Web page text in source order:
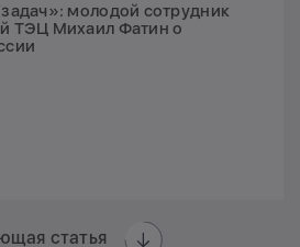
молодой сотрудник
ТЭЦ Михаил Фатин о
статья